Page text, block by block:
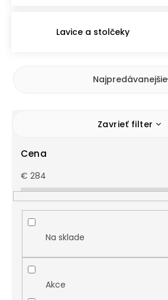
Lavice a stolčeky
Najpredávanejšie
Zavrieť filter
Cena
€ 284
Na sklade
Akce